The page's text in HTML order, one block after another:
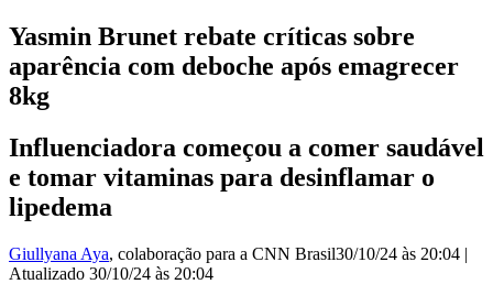
Yasmin Brunet rebate críticas sobre
aparência com deboche após emagrecer
8kg
Influenciadora começou a comer saudável
e tomar vitaminas para desinflamar o
lipedema
Giullyana Aya, colaboração para a CNN Brasil30/10/24 às 20:04 |
Atualizado 30/10/24 às 20:04